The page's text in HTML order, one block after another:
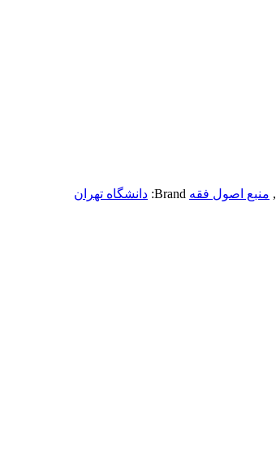
, منبع اصول فقه Brand: دانشگاه تهران